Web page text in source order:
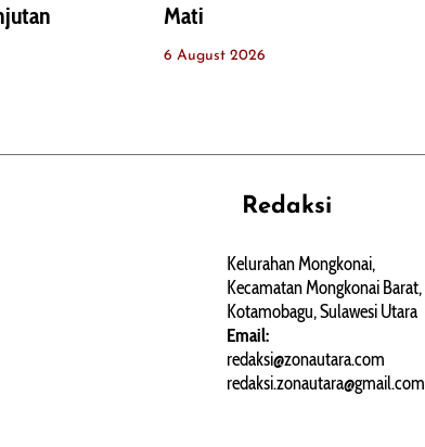
Mati
6 August 2026
Redaksi
Kelurahan Mongkonai,
Kecamatan Mongkonai Barat,
Kotamobagu, Sulawesi Utara
Email:
redaksi@zonautara.com
redaksi.zonautara@gmail.com